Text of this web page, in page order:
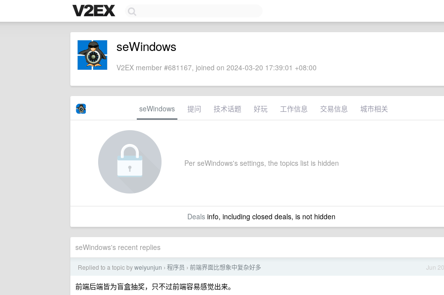
seWindows
V2EX member #681167, joined on 2024-03-20 17:39:01 +08:00
seWindows 提问 技术话题 好玩 工作信息 交易信息 城市相关
Per seWindows's settings, the topics list is hidden
Dealsinfo, including closed deals, is not hidden
seWindows's recent replies
Jun 20
Replied to a topic byweiyunjun › 程序员 › 前端界面比想象中复杂好多
前端后端皆为盲盒抽奖，只不过前端容易感觉出来。